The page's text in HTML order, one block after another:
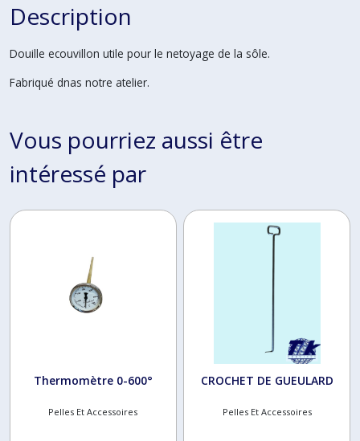
Description
Douille ecouvillon utile pour le netoyage de la sôle.
Fabriqué dnas notre atelier.
Vous pourriez aussi être
intéressé par
Thermomètre 0-600°
Pelles Et Accessoires
CROCHET DE GUEULARD
Pelles Et Accessoires